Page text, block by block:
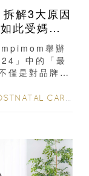
拆解3大原因
此受媽媽
舉辦
」中的「最
僅是對品牌的
CARE